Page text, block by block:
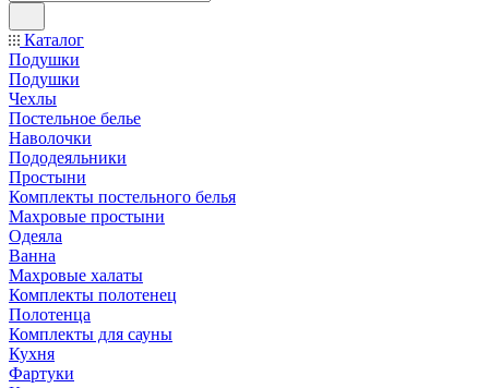
Каталог
Подушки
Подушки
Чехлы
Постельное белье
Наволочки
Пододеяльники
Простыни
Комплекты постельного белья
Махровые простыни
Одеяла
Ванна
Махровые халаты
Комплекты полотенец
Полотенца
Комплекты для сауны
Кухня
Фартуки